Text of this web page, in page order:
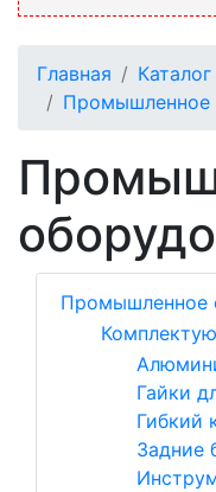
Главная
Каталог
Промышленное
Промышленное
Гайки
Гибкий
Задние